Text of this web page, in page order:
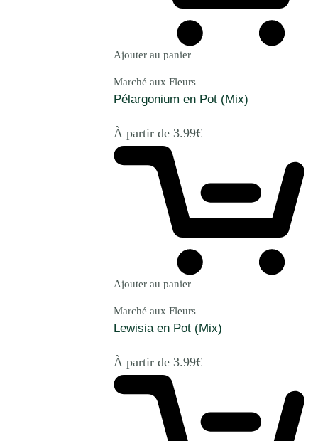
Ajouter au panier
Marché aux Fleurs
Pélargonium en Pot (Mix)
À partir de 3.99€
Ajouter au panier
Marché aux Fleurs
Lewisia en Pot (Mix)
À partir de 3.99€